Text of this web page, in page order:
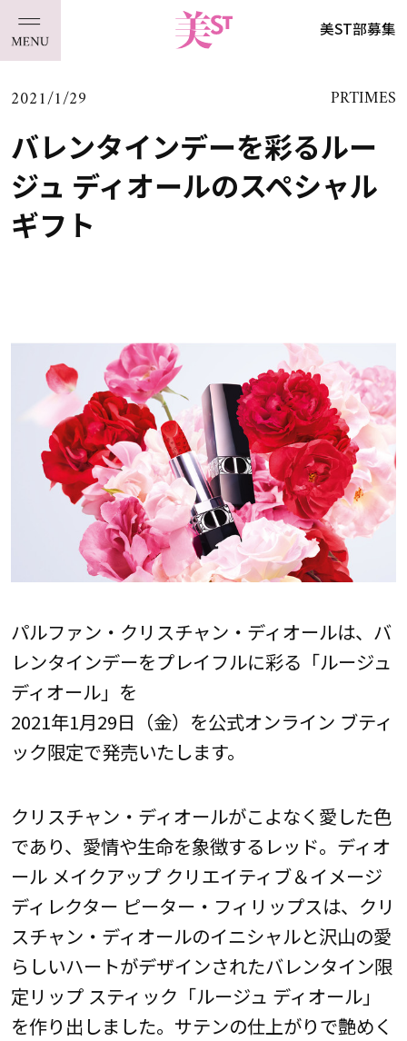
美ST部募集
2021/1/29 PRTIMES
バレンタインデーを彩るルー
ジュ ディオールのスペシャル
ギフト
パルファン・クリスチャン・ディオールは、バ
レンタインデーをプレイフルに彩る「ルージュ
ディオール」を
2021年1月29日（金）を公式オンライン ブティ
ック限定で発売いたします。
クリスチャン・ディオールがこよなく愛した色
であり、愛情や生命を象徴するレッド。ディオ
ール メイクアップ クリエイティブ＆イメージ
ディレクター ピーター・フィリップスは、クリ
スチャン・ディオールのイニシャルと沢山の愛
らしいハートがデザインされたバレンタイン限
定リップ スティック「ルージュ ディオール」
を作り出しました。サテンの仕上がりで艶めく